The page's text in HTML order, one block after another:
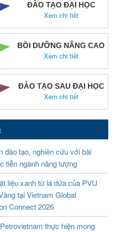
ĐÀO TẠO ĐẠI HỌC
Xem chi tiết
BỒI DƯỠNG NÂNG CAO
Xem chi tiết
ĐÀO TẠO SAU ĐẠI HỌC
Xem chi tiết
đào tạo, nghiên cứu với bài
tiễn ngành năng lượng
liệu xanh từ lá dứa của PVU
tại Vietnam Global
Connect 2026
thực hiện mong